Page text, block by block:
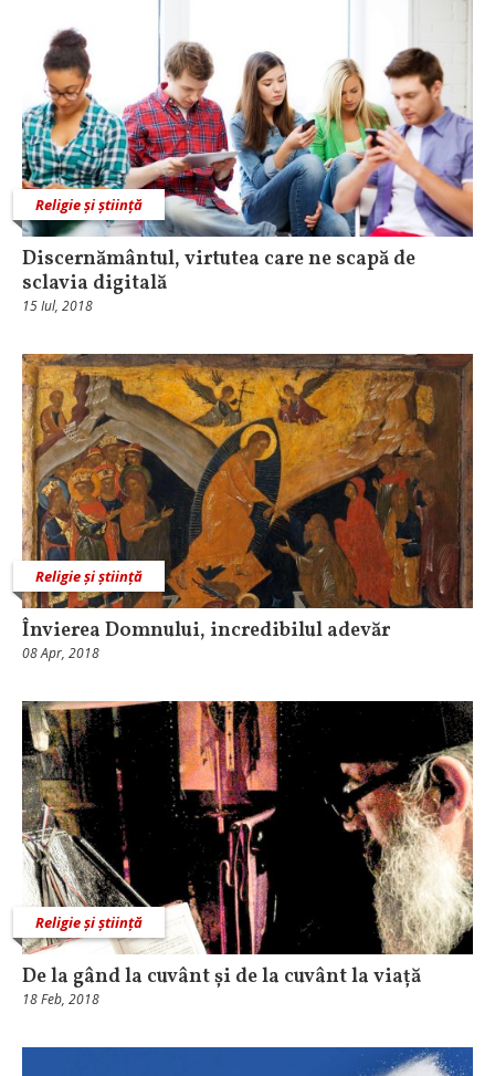
Religie și știință
Discernământul, virtutea care ne scapă de
sclavia digitală
15 Iul, 2018
Religie și știință
Învierea Domnului, incredibilul adevăr
08 Apr, 2018
Religie și știință
De la gând la cuvânt și de la cuvânt la viață
18 Feb, 2018